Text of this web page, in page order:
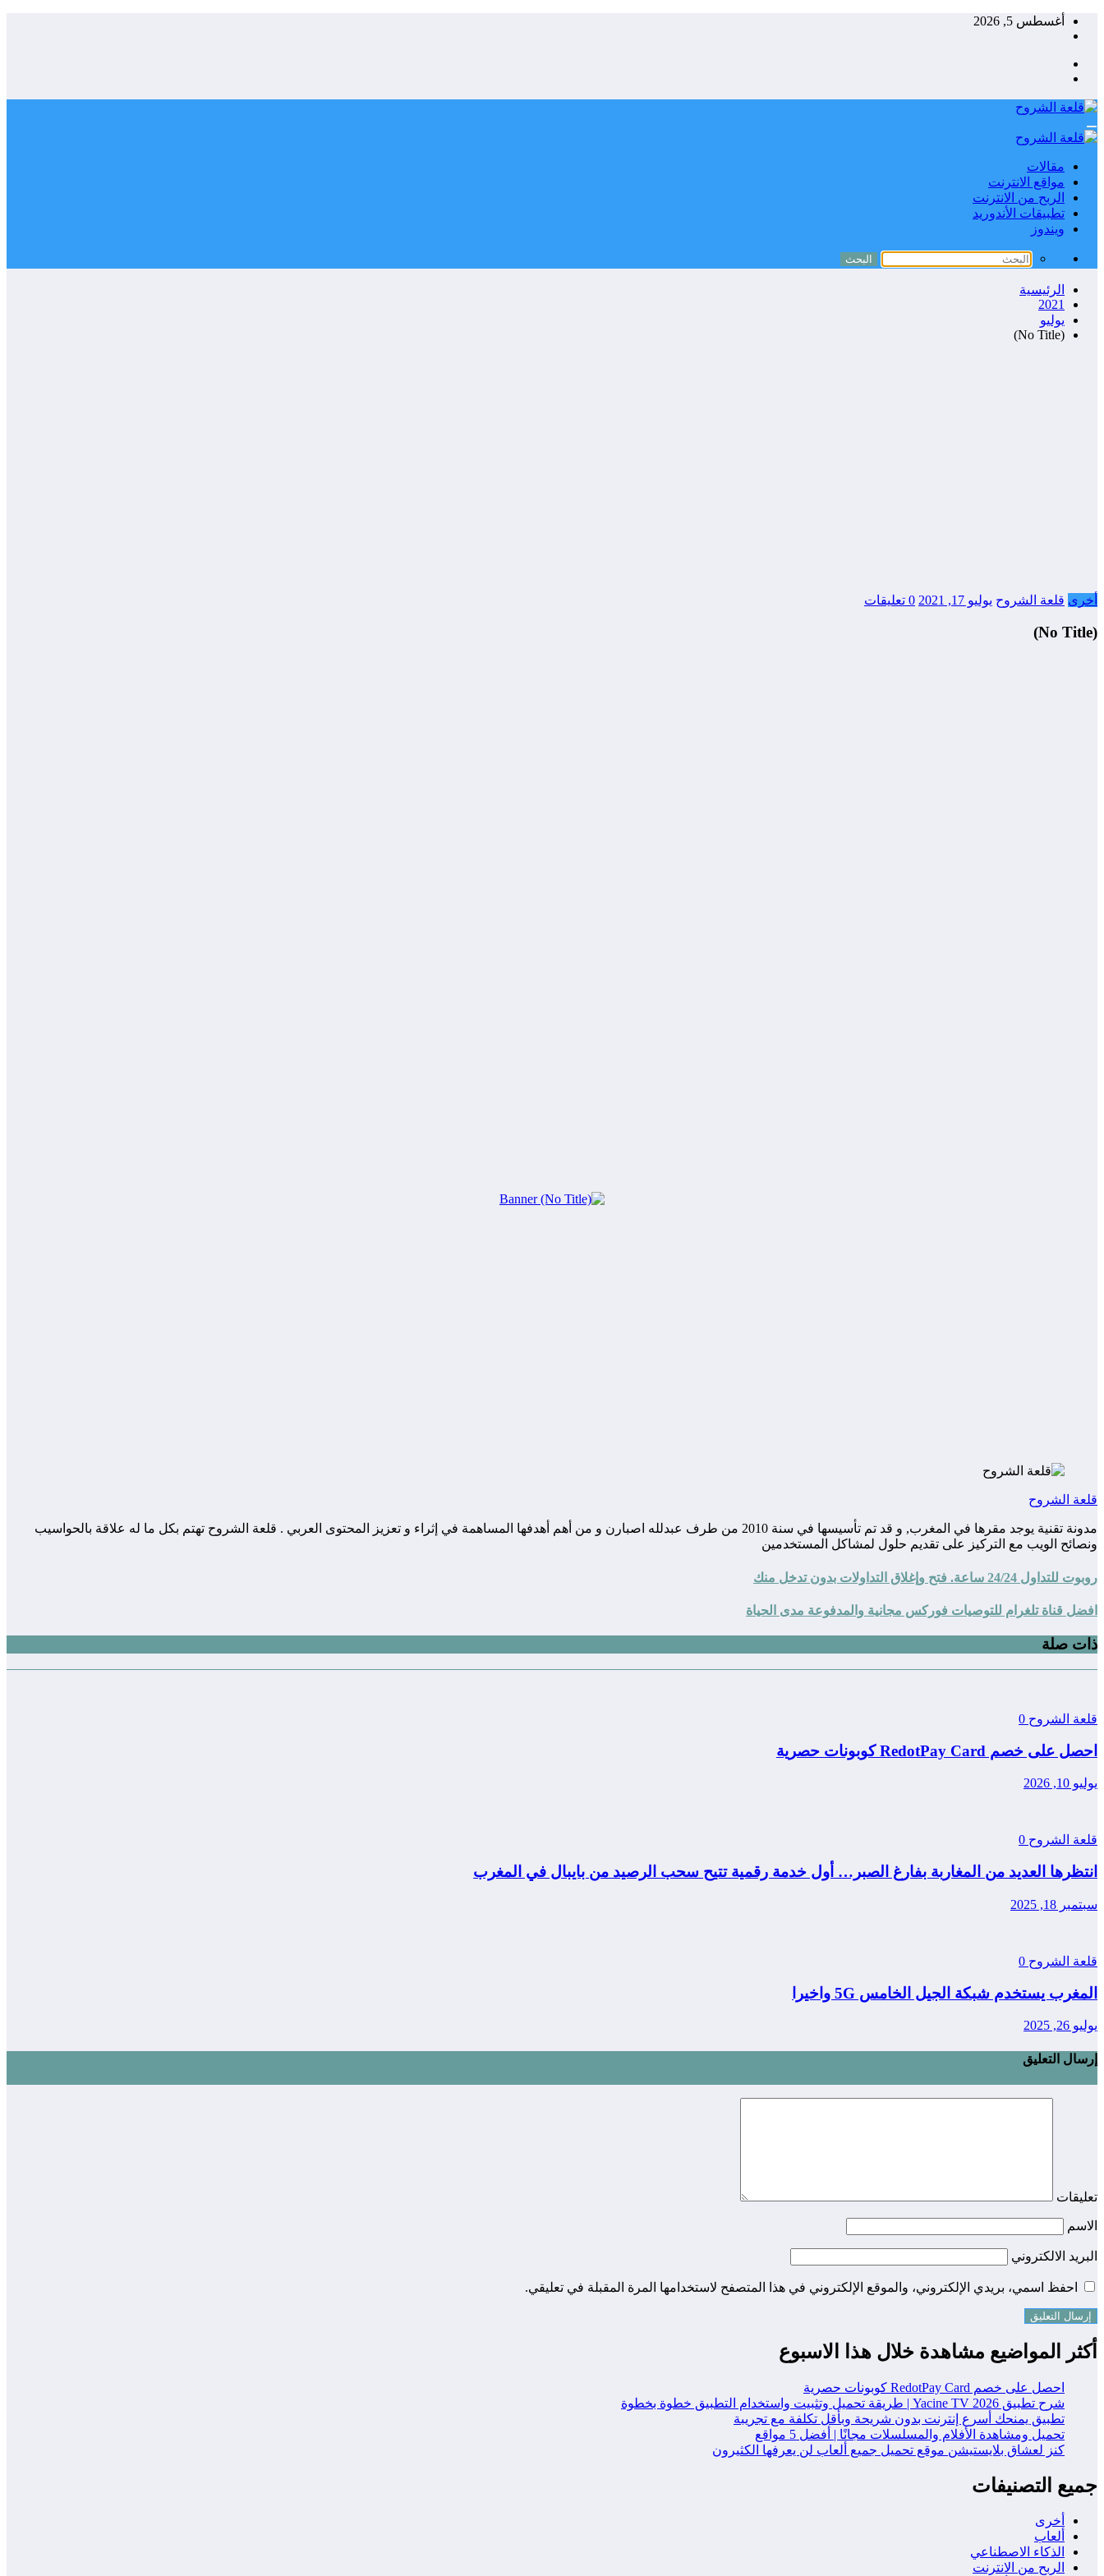
التجاوزأغسطس 5, 2026
مقالات
مواقع الانترنت
الربح من الانترنت
تطبيقات الأندوريد
ويندوز
الرئيسية
2021
يوليو
(No Title)
أخرى قلعة الشروح يوليو 17, 2021 0 تعليقات
(No Title)
قلعة الشروح
مدونة تقنية يوجد مقرها في المغرب, و قد تم تأسيسها في سنة 2010 من طرف عبدلله اصبارن و من أهم أهدفها المساهمة في إثراء و تعزيز المحتوى العربي . قلعة الشروح تهتم بكل ما له علاقة بالحواسيب
ونصائح الويب مع التركيز على تقديم حلول لمشاكل المستخدمين
روبوت للتداول 24/24 ساعة. فتح وإغلاق التداولات بدون تدخل منك
افضل قناة تلغرام للتوصيات فوركس مجانية والمدفوعة مدى الحياة
ذات صلة
قلعة الشروح 0
احصل على خصم RedotPay Card كوبونات حصرية
يوليو 10, 2026
قلعة الشروح 0
انتظرها العديد من المغاربة بفارغ الصبر… أول خدمة رقمية تتيح سحب الرصيد من بايبال في المغرب
سبتمبر 18, 2025
قلعة الشروح 0
المغرب يستخدم شبكة الجيل الخامس 5G واخيرا
يوليو 26, 2025
إرسال التعليق
تعليقات
الاسم
البريد الالكتروني
احفظ اسمي، بريدي الإلكتروني، والموقع الإلكتروني في هذا المتصفح لاستخدامها المرة المقبلة في تعليقي.
أكثر المواضيع مشاهدة خلال هذا الاسبوع
احصل على خصم RedotPay Card كوبونات حصرية
شرح تطبيق Yacine TV 2026 | طريقة تحميل وتثبيت واستخدام التطبيق خطوة بخطوة
تطبيق يمنحك أسرع إنترنت بدون شريحة وبأقل تكلفة مع تجريبة
تحميل ومشاهدة الأفلام والمسلسلات مجانًا | أفضل 5 مواقع
كنز لعشاق بلايستيشن موقع تحميل جميع ألعاب لن يعرفها الكثيرون
جميع التصنيفات
أخرى
ألعاب
الذكاء الاصطناعي
الربح من الانترنت